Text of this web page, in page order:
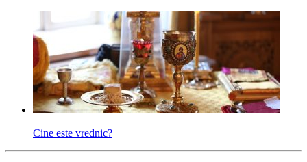
Cine este vrednic?